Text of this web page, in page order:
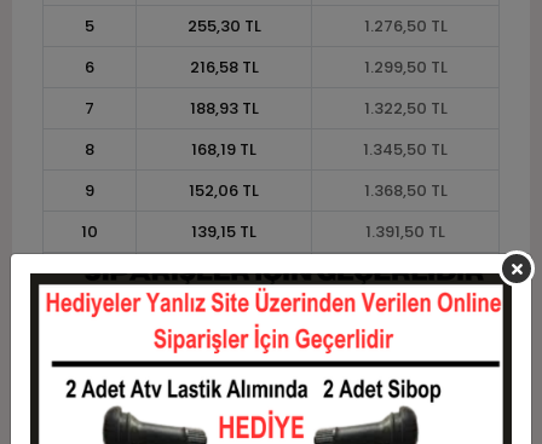
5
255,30 TL
1.276,50 TL
6
216,58 TL
1.299,50 TL
7
188,93 TL
1.322,50 TL
8
168,19 TL
1.345,50 TL
9
152,06 TL
1.368,50 TL
10
139,15 TL
1.391,50 TL
11
127,55 TL
1.403,00 TL
12
118,83 TL 1.426,00 TL
Taksit Taksit Tutarı
Toplam Tutar